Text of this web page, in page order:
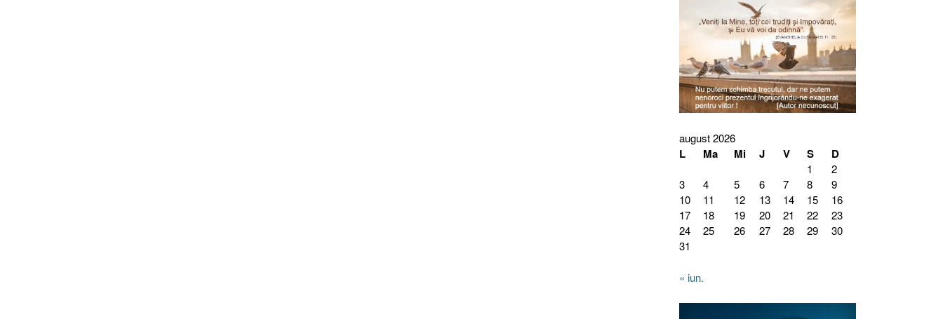
august 2026
L Ma Mi J V S D
1
2
3
4 5 6 7 8
9
10
11 12 13 14 15
16
17
18 19 20 21 22
23
24
25 26 27 28 29
30
31
« iun.